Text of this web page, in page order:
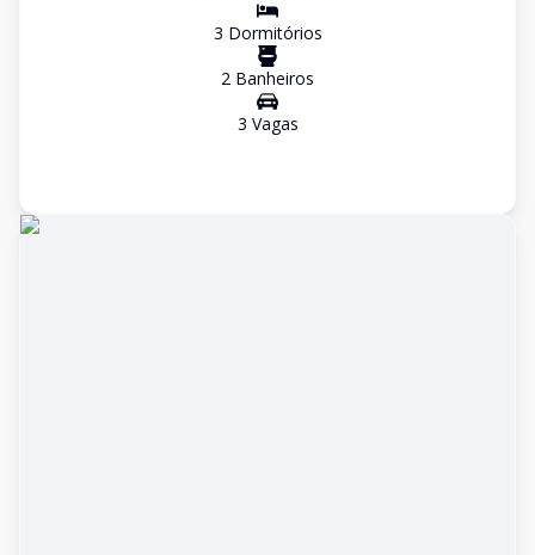
3 Dormitórios
2 Banheiros
3 Vagas